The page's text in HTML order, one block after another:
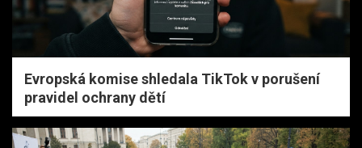
Evropská komise shledala TikTok v porušení
pravidel ochrany dětí